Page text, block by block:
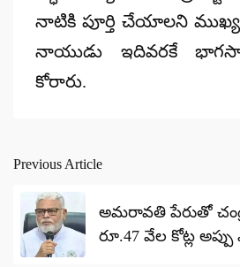
నాటికి పూర్తి చేయాలని
నాయుడు ఇదివరకే
కోరారు.
Post
navigation
Previous Article
అమరావతి పేరుతో
రూ.47 వేల కోట్ల